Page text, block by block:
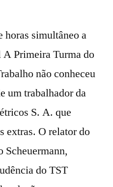
horas simultâneo a
A Primeira Turma do
não conheceu
um trabalhador da
S. A. que
extras. O relator do
do TST